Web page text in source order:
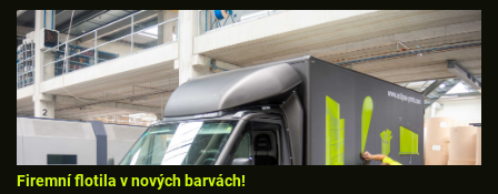
Firemní flotila v nových barvách!